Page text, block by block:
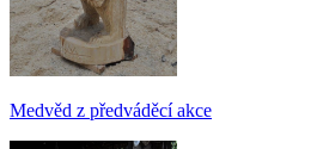
Medvěd z předváděcí akce